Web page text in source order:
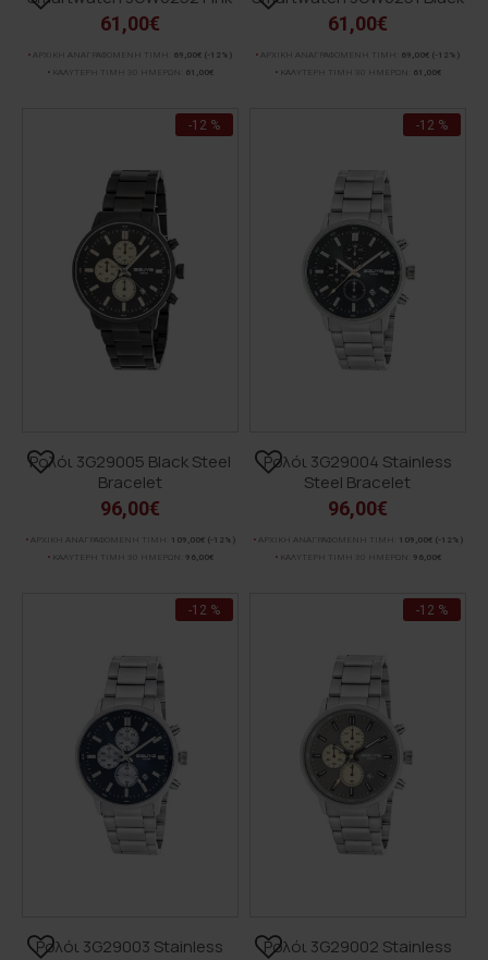
61,00€
ΑΡΧΙΚΗ ΑΝΑΓΡΑΦΟΜΕΝΗ ΤΙΜΗ: 69,00€ (-12%)
ΚΑΛΥΤΕΡΗ ΤΙΜΗ 30 ΗΜΕΡΩΝ:
61,00€
61,00€
ΑΡΧΙΚΗ ΑΝΑΓΡΑΦΟΜΕΝΗ ΤΙΜΗ: 69,00€ (-12%)
ΚΑΛΥΤΕΡΗ ΤΙΜΗ 30 ΗΜΕΡΩΝ:
61,00€
-12 %
Ρολόι 3G29005 Black Steel
Bracelet
96,00€
ΑΡΧΙΚΗ ΑΝΑΓΡΑΦΟΜΕΝΗ ΤΙΜΗ: 109,00€ (-12%)
ΚΑΛΥΤΕΡΗ ΤΙΜΗ 30 ΗΜΕΡΩΝ:
96,00€
-12 %
Ρολόι 3G29004 Stainless
Steel Bracelet
96,00€
ΑΡΧΙΚΗ ΑΝΑΓΡΑΦΟΜΕΝΗ ΤΙΜΗ: 109,00€ (-12%)
ΚΑΛΥΤΕΡΗ ΤΙΜΗ 30 ΗΜΕΡΩΝ:
96,00€
-12 %
Ρολόι 3G29003 Stainless
-12 %
Ρολόι 3G29002 Stainless